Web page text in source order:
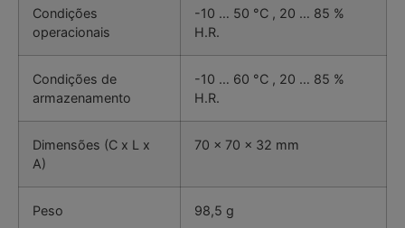
Condições
operacionais
-10 … 50 °C , 20 … 85 %
H.R.
Condições de
armazenamento
-10 … 60 °C , 20 … 85 %
H.R.
Dimensões (C x L x
A)
70 x 70 x 32 mm
Peso 98,5 g